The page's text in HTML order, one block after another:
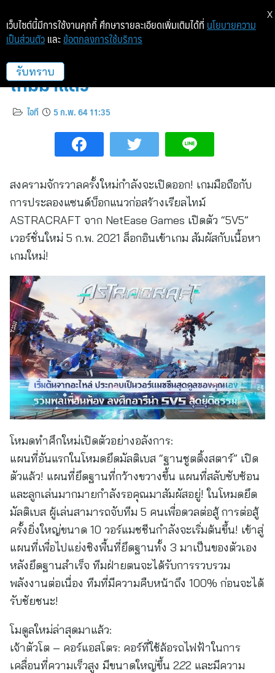
ASTRACRAFT เวอร์ชั่น “5V5”
ใหม่มาแล้ว
ไอที 5 ก.พ. 64 11:35
สงครามจักรวาลครั้งใหม่กำลังจะเปิดออก! เกมมือถือกับ
การประลองแซนด์บ็อกแนวก่อสร้างเรียลไทม์
ASTRACRAFT จาก NetEase Games เปิดตัว “5V5”
เวอร์ชั่นใหม่ 5 ก.พ. 2021 ล็อกอินเข้าเกม สัมผัสกับเนื้อหา
เกมใหม่!
โหมดทำศึกใหม่เปิดตัวอย่างอลังการ:
แผนที่อันแรกในโหมดยึดมัลติเบส “ฐานชูตติ้งสตาร์” เปิด
ตัวแล้ว! แผนที่ยึดฐานที่กว้างขวางขึ้น แผนที่สลับซับซ้อน
และลูกเล่นมากมายกำลังรอคุณมาสัมผัสอยู่! ในโหมดยึด
มัลติเบส ผู้เล่นสามารถจับทีม 5 คนเพื่อดวลต่อสู้ การต่อสู้
ครั้งยิ่งใหญ่ขนาด 10 วอร์แมชชีนกำลังจะเริ่มต้นขึ้น! เข้าสู่
แผนที่เพื่อไปแย่งชิงพื้นที่ยึดฐานทั้ง 3 มาเป็นของตัวเอง
หลังยึดฐานสำเร็จ ทีมฝ่ายตนจะได้รับการรวบรวม
พลังงานต่อเนื่อง ทีมที่มีความคืบหน้าถึง 100% ก่อนจะได้
รับชัยชนะ!
โมดูลใหม่ล่าสุดมาแล้ว:
เจ้าตัวโต – คอร์แอสโตร: คอร์ที่ใช้ล้อรถไฟฟ้าในการ
เคลื่อนที่ความเร็วสูง มีขนาดใหญ่ขึ้น 222 และมีความ
เว็บไซต์นี้มีการใช้งานคุกกี้ ศึกษารายละเอียดเพิ่มเติมได้ที่ นโยบายความ
เป็นส่วนตัว และ ข้อตกลงการใช้บริการ
รับทราบ
X